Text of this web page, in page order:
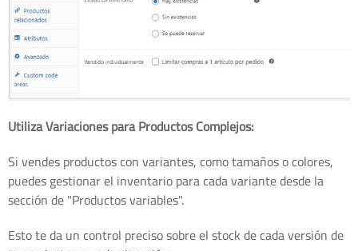
Utiliza Variaciones para Productos Complejos:
Si vendes productos con variantes, como tamaños o colores,
puedes gestionar el inventario para cada variante desde la
sección de "Productos variables".
Esto te da un control preciso sobre el stock de cada versión de